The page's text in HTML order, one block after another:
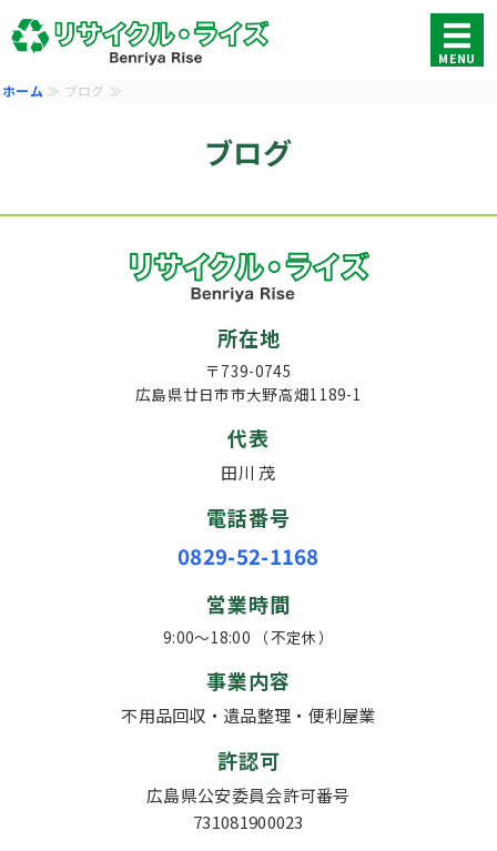
広島市・廿日市市の不用品
MENU
料金案内
ホーム ≫ ブログ ≫
ブログ
所在地
〒739-0745
広島県廿日市市大野高畑1189-1
代表
田川 茂
電話番号
0829-52-1168
営業時間
9:00〜18:00 （不定休）
事業内容
不用品回収・遺品整理・便利屋業
許認可
広島県公安委員会許可番号
731081900023